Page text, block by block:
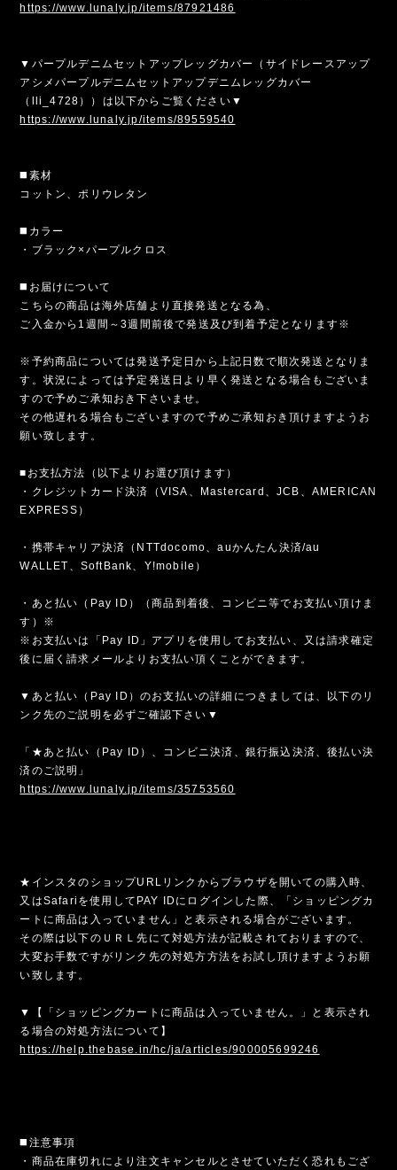
https://www.lunaly.jp/items/87921486
▼パープルデニムセットアップレッグカバー（サイドレースアップ
アシメパープルデニムセットアップデニムレッグカバー
（lli_4728））は以下からご覧ください▼
https://www.lunaly.jp/items/89559540
◼️素材
コットン、ポリウレタン
◼️カラー
・ブラック×パープルクロス
◼️お届けについて
こちらの商品は海外店舗より直接発送となる為、
ご入金から1週間～3週間前後で発送及び到着予定となります※
※予約商品については発送予定日から上記日数で順次発送となりま
す。状況によっては予定発送日より早く発送となる場合もございま
すので予めご承知おき下さいませ。
その他遅れる場合もございますので予めご承知おき頂けますようお
願い致します。
■お支払方法（以下よりお選び頂けます）
・クレジットカード決済（VISA、Mastercard、JCB、AMERICAN
EXPRESS）
・携帯キャリア決済（NTTdocomo、auかんたん決済/au
WALLET、SoftBank、Y!mobile）
・あと払い（Pay ID）（商品到着後、コンビニ等でお支払い頂けま
す）※
※お支払いは「Pay ID」アプリを使用してお支払い、又は請求確定
後に届く請求メールよりお支払い頂くことができます。
▼あと払い（Pay ID）のお支払いの詳細につきましては、以下のリ
ンク先のご説明を必ずご確認下さい▼
「★あと払い（Pay ID）、コンビニ決済、銀行振込決済、後払い決
済のご説明」
https://www.lunaly.jp/items/35753560
★インスタのショップURLリンクからブラウザを開いての購入時、
又はSafariを使用してPAY IDにログインした際、「ショッピングカ
ートに商品は入っていません」と表示される場合がございます。
その際は以下のＵＲＬ先にて対処方法が記載されておりますので、
大変お手数ですがリンク先の対処方方法をお試し頂けますようお願
い致します。
▼【「ショッピングカートに商品は入っていません。」と表示され
る場合の対処方法について】
https://help.thebase.in/hc/ja/articles/900005699246
◼️注意事項
・商品在庫切れにより注文キャンセルとさせていただく恐れもござ